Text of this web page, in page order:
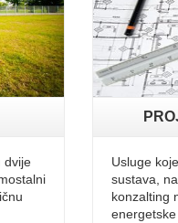
dvije
Usluge
sustava,
konzalting